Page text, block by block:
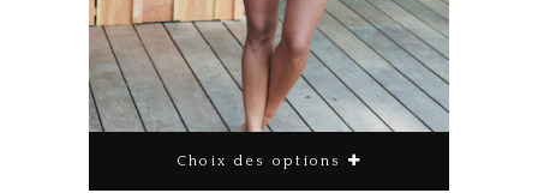
Choix des options